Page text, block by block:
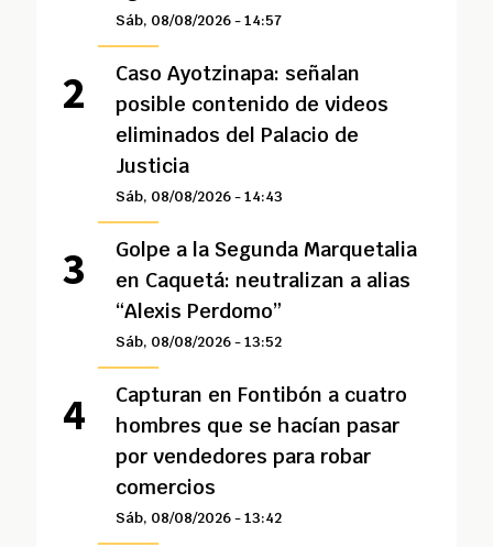
Sáb, 08/08/2026 - 14:57
Caso Ayotzinapa: señalan
posible contenido de videos
eliminados del Palacio de
Justicia
Sáb, 08/08/2026 - 14:43
Golpe a la Segunda Marquetalia
en Caquetá: neutralizan a alias
“Alexis Perdomo”
Sáb, 08/08/2026 - 13:52
Capturan en Fontibón a cuatro
hombres que se hacían pasar
por vendedores para robar
comercios
Sáb, 08/08/2026 - 13:42